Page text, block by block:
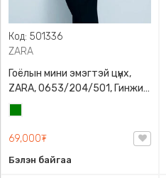
Код: 501336
ZARA
Гоёлын мини эмэгтэй цүнх,
ZARA, 0653/204/501, Гинжин
оосортой, Дотроо тольтой
69,000₮
Бэлэн байгаа